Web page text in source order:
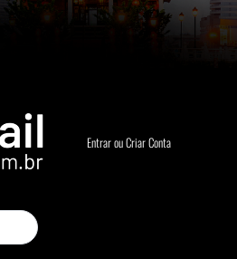
Entrar ou Criar Conta